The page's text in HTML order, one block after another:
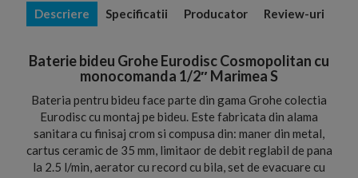
Descriere Specificatii Producator Review-uri
Baterie bideu Grohe Eurodisc Cosmopolitan cu
monocomanda 1/2″ Marimea S
Bateria pentru bideu face parte din gama Grohe colectia
Eurodisc cu montaj pe bideu. Este fabricata din alama
sanitara cu finisaj crom si compusa din: maner din metal,
cartus ceramic de 35 mm, limitaor de debit reglabil de pana
la 2.5 l/min, aerator cu record cu bila, set de evacuare cu